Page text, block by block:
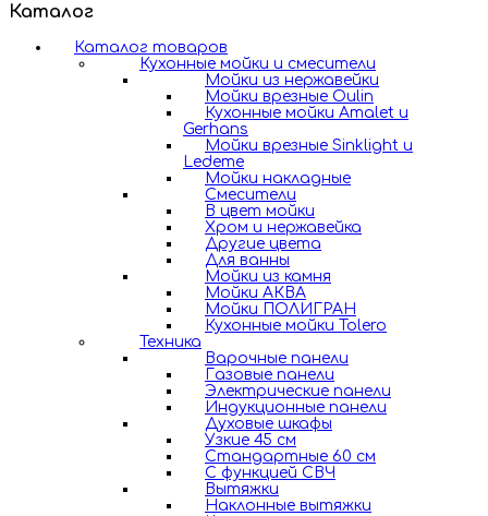
Каталог
Каталог товаров
Кухонные мойки и смесители
Мойки из нержавейки
Мойки врезные Oulin
Кухонные мойки Amalet и
Gerhans
Мойки врезные Sinklight и
Ledeme
Мойки накладные
Смесители
В цвет мойки
Хром и нержавейка
Другие цвета
Для ванны
Мойки из камня
Мойки АКВА
Мойки ПОЛИГРАН
Кухонные мойки Tolero
Техника
Варочные панели
Газовые панели
Электрические панели
Индукционные панели
Духовые шкафы
Узкие 45 см
Стандартные 60 см
С функцией СВЧ
Вытяжки
Наклонные вытяжки